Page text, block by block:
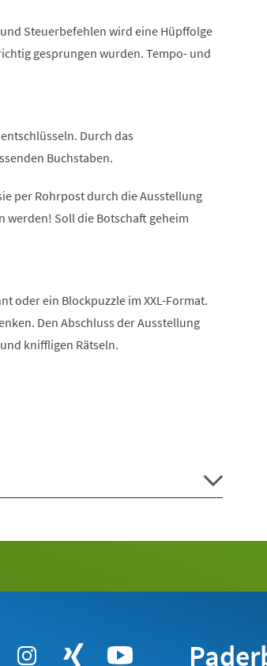
Steuerbefehlen wird eine Hüpffolge
gesprungen wurden. Tempo- und
Durch das
Buchstaben.
per Rohrpost durch die Ausstellung
werden! Soll die Botschaft geheim
oder ein Blockpuzzle im XXL-Format.
Den Abschluss der Ausstellung
kniffligen Rätseln.